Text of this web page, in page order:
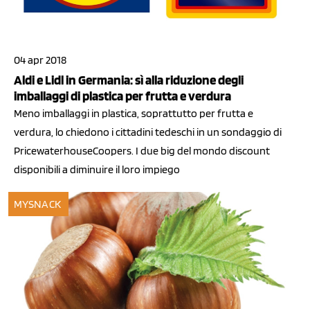
04 apr 2018
Aldi e Lidl in Germania: sì alla riduzione degli
imballaggi di plastica per frutta e verdura
Meno imballaggi in plastica, soprattutto per frutta e
verdura, lo chiedono i cittadini tedeschi in un sondaggio di
PricewaterhouseCoopers. I due big del mondo discount
disponibili a diminuire il loro impiego
MYSNACK